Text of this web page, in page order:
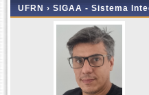
UFRN › SIGAA - Sistema